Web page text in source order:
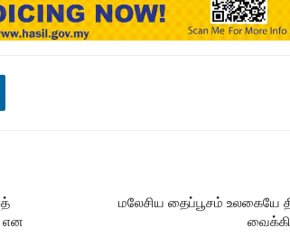
என
மலேசிய தைப்பூசம் உலகையே